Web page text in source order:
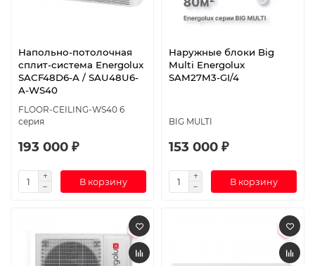
Напольно-потолочная
сплит-система Energolux
SAСF48D6-A / SAU48U6-
A-WS40
FLOOR-CEILING-WS40 6
серия
193 000 ₽
В корзину
Наружные блоки Big
Multi Energolux
SAM27M3-GI/4
BIG MULTI
153 000 ₽
В корзину